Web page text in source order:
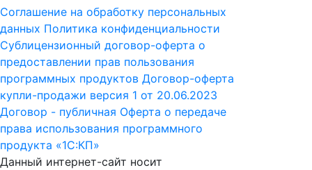
Соглашение на обработку персональных
данных Политика конфиденциальности
Сублицензионный договор-оферта о
предоставлении прав пользования
программных продуктов Договор-оферта
купли-продажи версия 1 от 20.06.2023
Договор - публичная Оферта о передаче
права использования программного
продукта «1С:КП»
Данный интернет-сайт носит